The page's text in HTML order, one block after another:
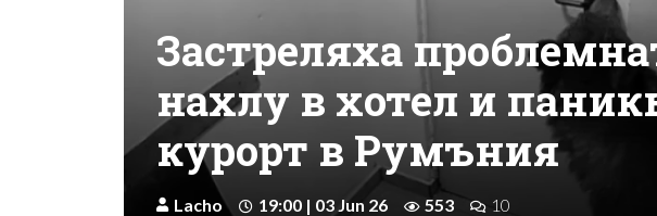
Застреляха
нахлу в хотел и
курорт в Румъния
Lacho 19:00 | 03 Jun 26 553 10